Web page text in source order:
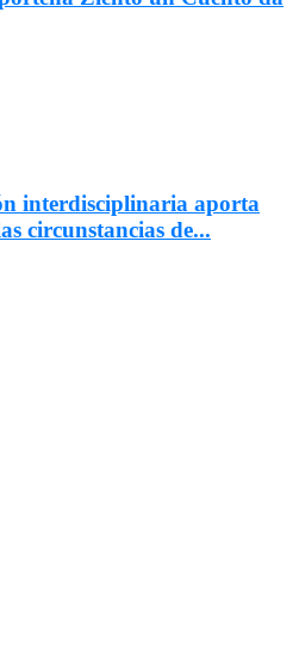
interdisciplinaria aporta
circunstancias de...